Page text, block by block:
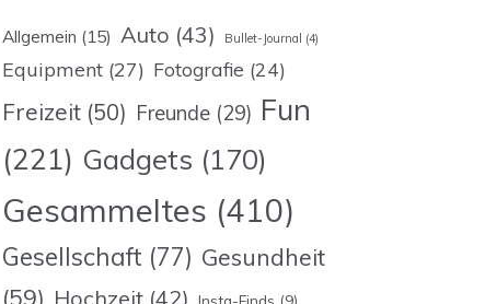
Allgemein (15) Auto (43) Bullet-Journal (4)
Equipment (27) Fotografie (24)
Freizeit (50) Freunde (29) Fun
(221) Gadgets (170)
Gesammeltes (410)
Gesellschaft (77) Gesundheit
(59) Hochzeit (42) Insta-Finds (9)